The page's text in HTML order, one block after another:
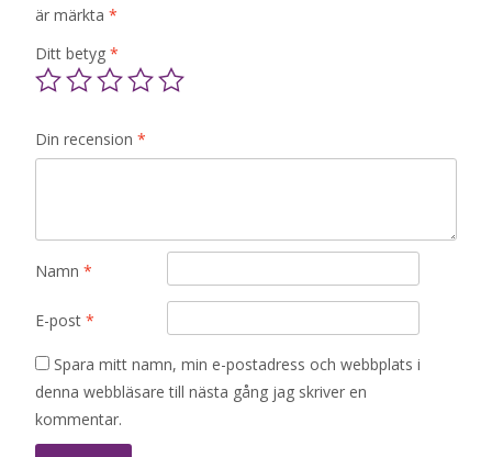
är märkta *
Ditt betyg *
Din recension *
Namn *
E-post *
Spara mitt namn, min e-postadress och webbplats i
denna webbläsare till nästa gång jag skriver en
kommentar.